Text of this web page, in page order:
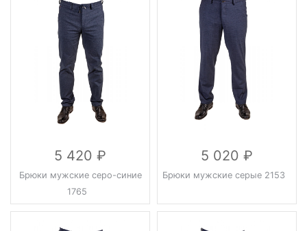
5 420
Брюки мужские серо-синие
1765
5 020
Брюки мужские серые 2153